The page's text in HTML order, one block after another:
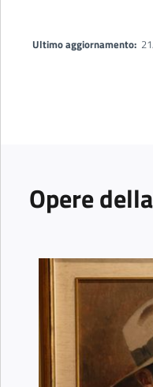
Ultimo aggiornamento:
Opere